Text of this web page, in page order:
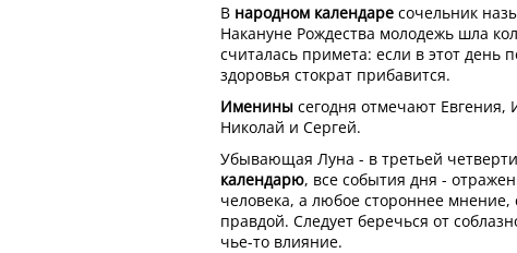
В народном календаре сочельник
Накануне Рождества молодежь шла
считалась примета: если в этот день
здоровья стократ прибавится.
Именины сегодня отмечают Евгения,
Николай и Сергей.
Убывающая Луна - в третьей
календарю, все события дня -
человека, а любое стороннее мнение,
правдой. Следует беречься от
чье-то влияние.